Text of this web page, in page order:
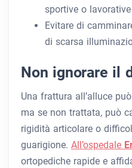
sportive o lavorative
Evitare di
di scarsa
Non ignorare il
Una frattura all’alluce
ma se non trattata, può
rigidità articolare o
guarigione. All’ospedale
ortopediche rapide e